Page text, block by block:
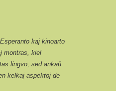
kaj kinoarto
montras, kiel
lingvo, sed ankaŭ
kelkaj aspektoj de